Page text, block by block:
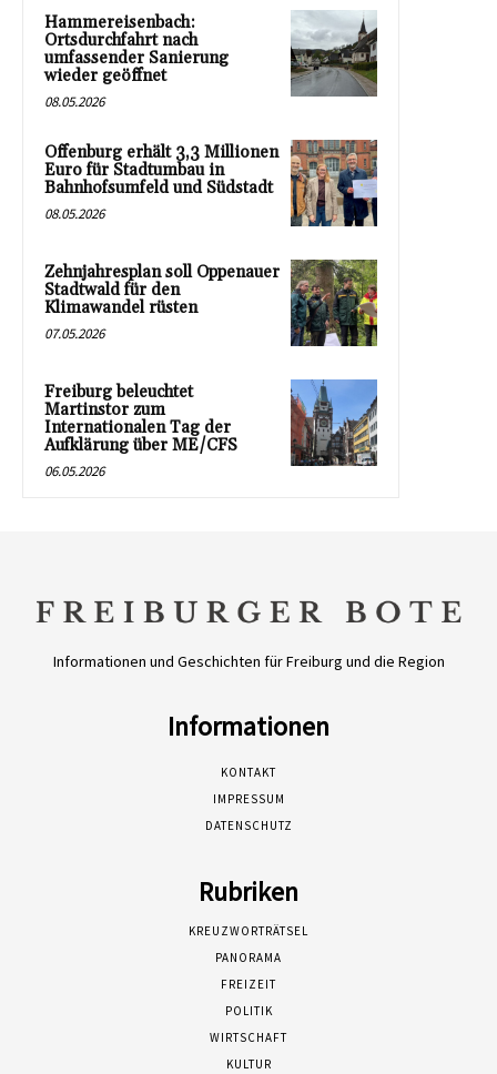
Hammereisenbach:
Ortsdurchfahrt nach
umfassender Sanierung
wieder geöffnet
08.05.2026
Offenburg erhält 3,3 Millionen
Euro für Stadtumbau in
Bahnhofsumfeld und Südstadt
08.05.2026
Zehnjahresplan soll Oppenauer
Stadtwald für den
Klimawandel rüsten
07.05.2026
Freiburg beleuchtet
Martinstor zum
Internationalen Tag der
Aufklärung über ME/CFS
06.05.2026
Informationen und Geschichten für Freiburg und die Region
Informationen
KONTAKT
IMPRESSUM
DATENSCHUTZ
Rubriken
KREUZWORTRÄTSEL
PANORAMA
FREIZEIT
POLITIK
WIRTSCHAFT
KULTUR